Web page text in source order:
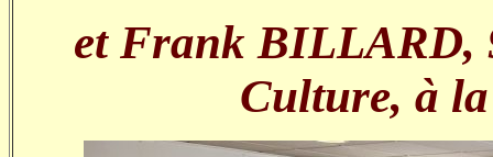
et Frank BILLARD,
Culture, à